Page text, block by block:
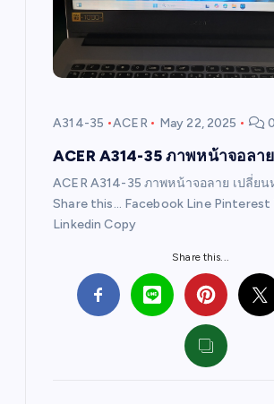
A314-35 ACER May 22, 2025
ACER A314-35 ภาพหน้าจอลาย
ACER A314-35 ภาพหน้าจอลาย เปลี่ย
Share this… Facebook Line
Linkedin Copy
Share this...